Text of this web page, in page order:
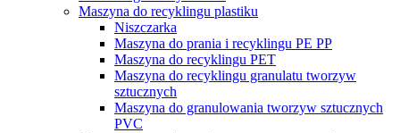
Maszyna do recyklingu plastiku
Niszczarka
Maszyna do prania i recyklingu PE PP
Maszyna do recyklingu PET
Maszyna do recyklingu granulatu tworzyw
sztucznych
Maszyna do granulowania tworzyw sztucznych
PVC